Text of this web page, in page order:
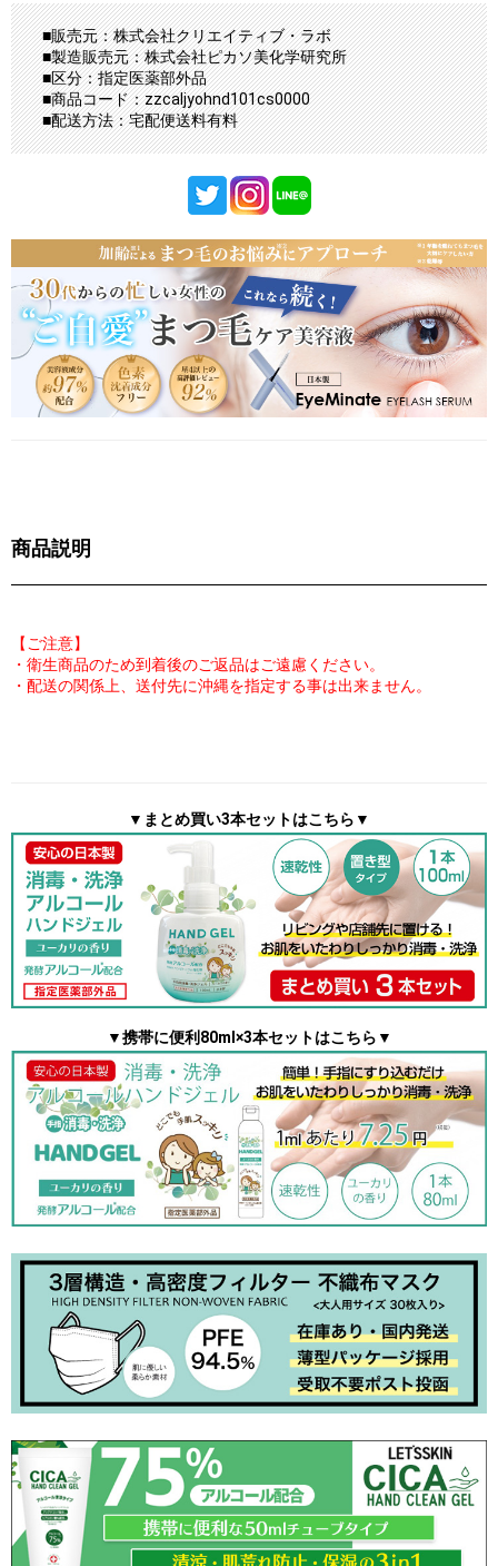
■販売元：株式会社クリエイティブ・ラボ
■製造販売元：株式会社ピカソ美化学研究所
■区分：指定医薬部外品
■商品コード：zzcaljyohnd101cs0000
■配送方法：宅配便送料有料
商品説明
【ご注意】
・衛生商品のため到着後のご返品はご遠慮ください。
・配送の関係上、送付先に沖縄を指定する事は出来ません。
▼まとめ買い3本セットはこちら▼
▼携帯に便利80ml×3本セットはこちら▼